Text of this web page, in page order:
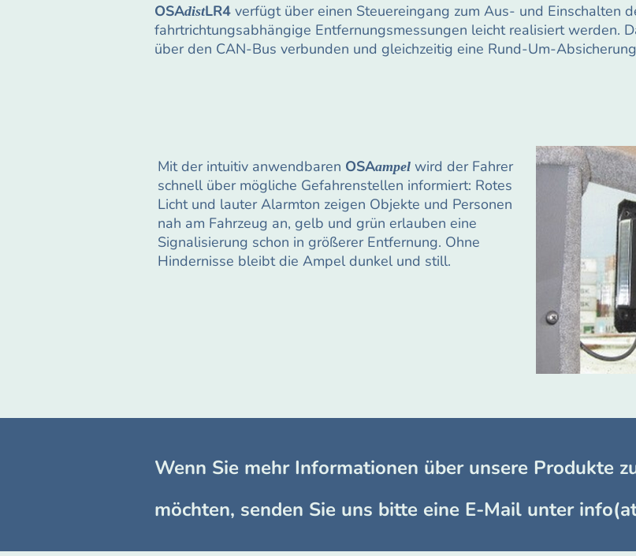
OSAdistLR4 verfügt über einen Steuereingang zum Aus- und Einschalten
fahrtrichtungsabhängige Entfernungsmessungen leicht realisiert werden.
über den CAN-Bus verbunden und gleichzeitig eine Rund-Um-
Mit der intuitiv anwendbaren OSAampel wird der Fahrer
schnell über mögliche Gefahrenstellen informiert: Rotes
Licht und lauter Alarmton zeigen Objekte und Personen
nah am Fahrzeug an, gelb und grün erlauben eine
Signalisierung schon in größerer Entfernung. Ohne
Hindernisse bleibt die Ampel dunkel und still.
Wenn Sie mehr Informationen über unsere Produkte
möchten, senden Sie uns bitte eine E-Mail unter